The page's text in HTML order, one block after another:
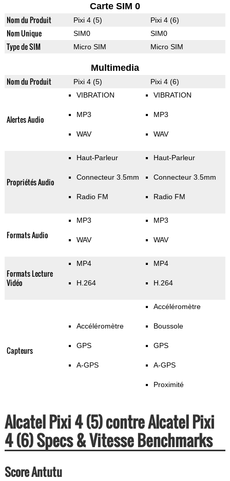
Carte SIM 0
Nom du Produit Pixi 4 (5) Pixi 4 (6)
Nom Unique SIM0 SIM0
Type de SIM Micro SIM Micro SIM
Multimedia
Nom du Produit Pixi 4 (5) Pixi 4 (6)
Alertes Audio
VIBRATION
MP3
WAV
VIBRATION
MP3
WAV
Propriétés Audio
Haut-Parleur
Connecteur 3.5mm
Radio FM
Haut-Parleur
Connecteur 3.5mm
Radio FM
Formats Audio
MP3
WAV
MP3
WAV
Formats Lecture
Vidéo
MP4
H.264
MP4
H.264
Capteurs
Accéléromètre
GPS
A-GPS
Accéléromètre
Boussole
GPS
A-GPS
Proximité
Alcatel Pixi 4 (5) contre Alcatel Pixi
4 (6) Specs & Vitesse Benchmarks
Score Antutu